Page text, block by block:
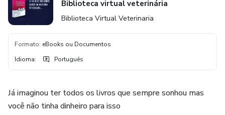
Biblioteca virtual veterinária
Biblioteca Virtual Veterinaria
Formato: eBooks ou Documentos
Idioma: Português
Já imaginou ter todos os livros que sempre sonhou mas
você não tinha dinheiro para isso